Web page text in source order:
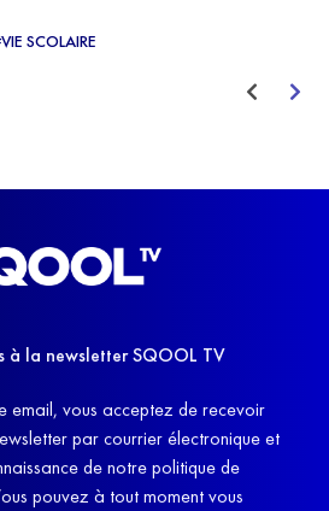
a failli abandonner ses études
équilibre.
SCOLAIRE
à la newsletter SQOOL TV
email, vous acceptez de recevoir
par courrier électronique et
de notre politique de
pouvez à tout moment vous